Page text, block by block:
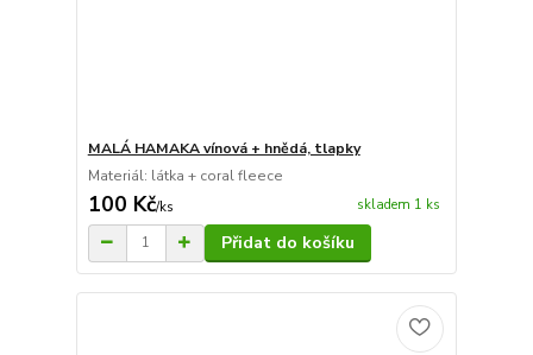
MALÁ HAMAKA vínová + hnědá, tlapky
Materiál: látka + coral fleece
100 Kč/ks skladem 1 ks
Přidat do košíku